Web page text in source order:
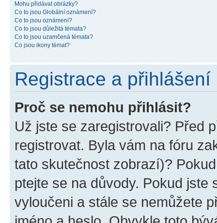
Mohu přidávat obrázky?
Co to jsou Globální oznámení?
Co to jsou oznámení?
Co to jsou důležitá témata?
Co to jsou uzamčená témata?
Co jsou ikony témat?
Registrace a přihlášení
Proč se nemohu přihlásit?
Už jste se zaregistrovali? Před
registrovat. Byla vám na fóru
tato skutečnost zobrazí)?
ptejte se na důvody. Pokud jste
vyloučeni a stále se nemůžete